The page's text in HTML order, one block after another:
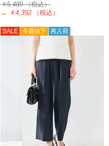
￥5,489（税込）
→
￥4,392 （税込）
SALE 今週値下 再入荷